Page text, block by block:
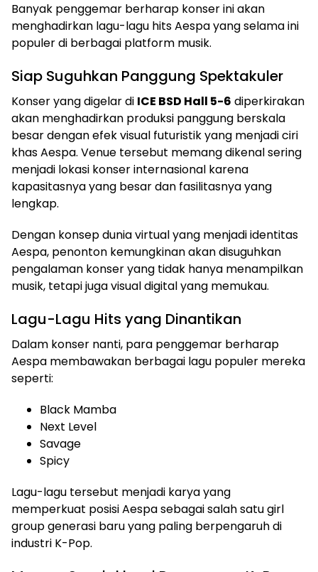
Banyak penggemar berharap konser ini akan
menghadirkan lagu-lagu hits Aespa yang selama ini
populer di berbagai platform musik.
Siap Suguhkan Panggung Spektakuler
Konser yang digelar di ICE BSD Hall 5-6 diperkirakan
akan menghadirkan produksi panggung berskala
besar dengan efek visual futuristik yang menjadi ciri
khas Aespa. Venue tersebut memang dikenal sering
menjadi lokasi konser internasional karena
kapasitasnya yang besar dan fasilitasnya yang
lengkap.
Dengan konsep dunia virtual yang menjadi identitas
Aespa, penonton kemungkinan akan disuguhkan
pengalaman konser yang tidak hanya menampilkan
musik, tetapi juga visual digital yang memukau.
Lagu-Lagu Hits yang Dinantikan
Dalam konser nanti, para penggemar berharap
Aespa membawakan berbagai lagu populer mereka
seperti:
Black Mamba
Next Level
Savage
Spicy
Lagu-lagu tersebut menjadi karya yang
memperkuat posisi Aespa sebagai salah satu girl
group generasi baru yang paling berpengaruh di
industri K-Pop.